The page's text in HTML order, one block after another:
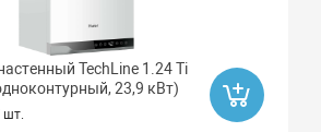
TechLine 1.24 Ti
23,9 кВт)
шт.